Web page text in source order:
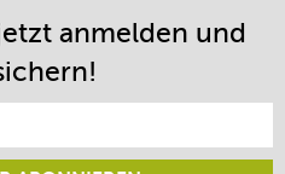
anmelden und